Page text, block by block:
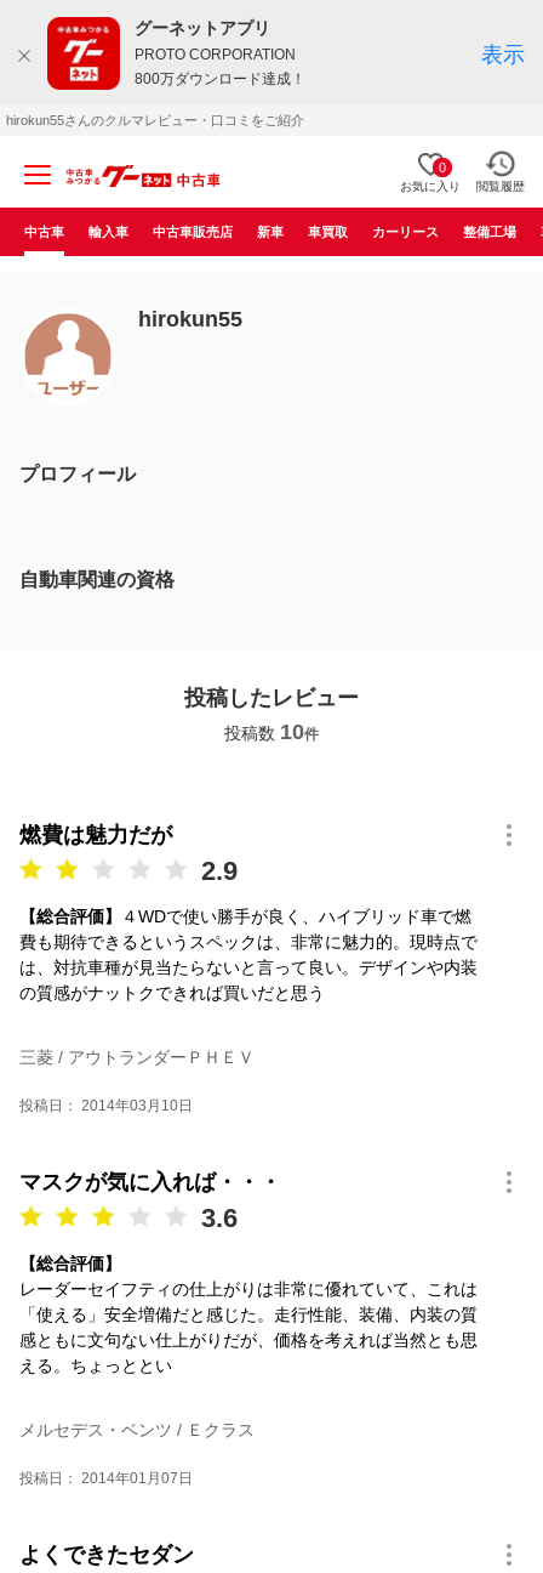
グーネットアプリ
PROTO CORPORATION
800万ダウンロード達成！
表示
hirokun55さんのクルマレビュー・口コミをご紹介
0
お気に入り 閲覧履歴
中古車 輸入車 中古車販売店 新車 車買取 カーリース 整備工場
hirokun55
プロフィール
自動車関連の資格
投稿したレビュー
投稿数 10件
燃費は魅力だが
2.9
【総合評価】
４WDで使い勝手が良く、ハイブリッド車で燃
費も期待できるというスペックは、非常に魅力的。現時点で
は、対抗車種が見当たらないと言って良い。デザインや内装
の質感がナットクできれば買いだと思う
三菱 / アウトランダーＰＨＥＶ
投稿日： 2014年03月10日
マスクが気に入れば・・・
3.6
【総合評価】
レーダーセイフティの仕上がりは非常に優れていて、これは
「使える」安全増備だと感じた。走行性能、装備、内装の質
感ともに文句ない仕上がりだが、価格を考えれば当然とも思
える。ちょっととい
メルセデス・ベンツ / Ｅクラス
投稿日： 2014年01月07日
よくできたセダン